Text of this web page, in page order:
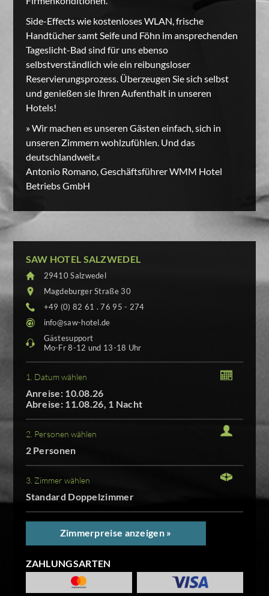
Side-Effects wie kostenloses WLAN, frische
Handtücher samt Seife und Föhn im ansprechenden
Tageslicht-Bad sind für uns ebenso
selbstverständlich wie ein reibungsloser
Reservierungsprozess. Überzeugen Sie sich selbst
und genießen sie Ihren Aufenthalt in unseren
Hotels!
» Wir machen es unseren Gästen einfach, sich in
unseren Zimmern wohlzufühlen. Und das
deutschlandweit.«
Antonio Romano, Geschäftsführer WMM Hotel
Betriebs GmbH
SAW HOTEL SALZWEDEL
29410 Salzwedel
Magdeburger Straße 30
+49 (0) 82 61 . 76 95 - 274
info@saw-hotel.de
Gästesupport
Mo-Fr 8-12 und 13-18 Uhr
1. Datum wählen
Anreise: 10.08.26
Abreise: 11.08.26, 1 Nacht
2. Personen wählen
2 Personen
3. Zimmer wählen
Standard Doppelzimmer
Zimmerpreise anzeigen »
ZAHLUNGSARTEN